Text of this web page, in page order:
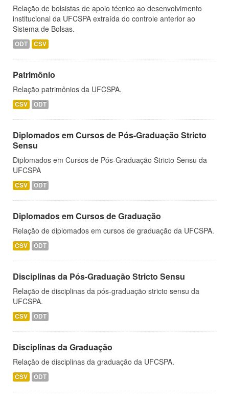
Relação de bolsistas de apoio técnico ao desenvolvimento
institucional da UFCSPA extraída do controle anterior ao
Sistema de Bolsas.
ODT CSV
Patrimônio
Relação patrimônios da UFCSPA.
CSV ODT
Diplomados em Cursos de Pós-Graduação Stricto
Sensu
Diplomados em Cursos de Pós-Graduação Stricto Sensu da
UFCSPA
CSV ODT
Diplomados em Cursos de Graduação
Relação de diplomados em cursos de graduação da UFCSPA.
CSV ODT
Disciplinas da Pós-Graduação Stricto Sensu
Relação de disciplinas da pós-graduação stricto sensu da
UFCSPA.
CSV ODT
Disciplinas da Graduação
Relação de disciplinas da graduação da UFCSPA.
CSV ODT